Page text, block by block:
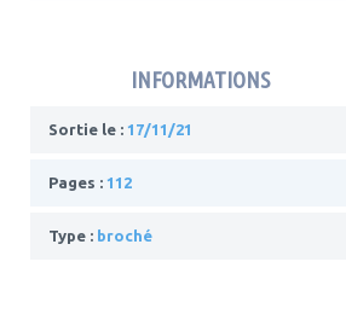
INFORMATIONS
Sortie le : 17/11/21
Pages : 112
Type : broché